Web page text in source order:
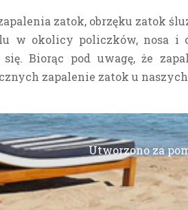
zatok, obrzęku zatok
w okolicy policzków, nosa i
się.Biorąc pod uwagę, że
zapalenie zatok u
Utworzono za